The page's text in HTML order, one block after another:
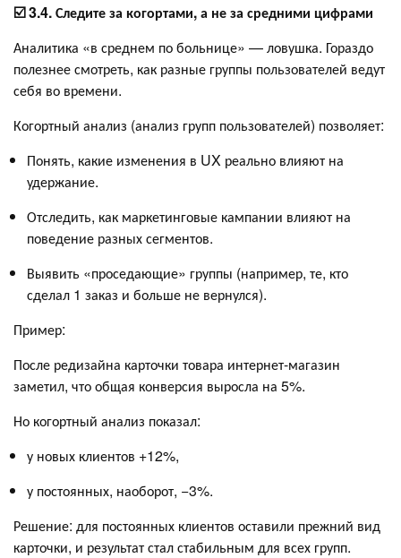
☑️ 3.4. Следите за когортами, а не за средними цифрами
Аналитика «в среднем по больнице» — ловушка. Гораздо
полезнее смотреть, как разные группы пользователей ведут
себя во времени.
Когортный анализ (анализ групп пользователей) позволяет:
Понять, какие изменения в UX реально влияют на
удержание.
Отследить, как маркетинговые кампании влияют на
поведение разных сегментов.
Выявить «проседающие» группы (например, те, кто
сделал 1 заказ и больше не вернулся).
Пример:
После редизайна карточки товара интернет-магазин
заметил, что общая конверсия выросла на 5%.
Но когортный анализ показал:
у новых клиентов +12%,
у постоянных, наоборот, −3%.
Решение: для постоянных клиентов оставили прежний вид
карточки, и результат стал стабильным для всех групп.